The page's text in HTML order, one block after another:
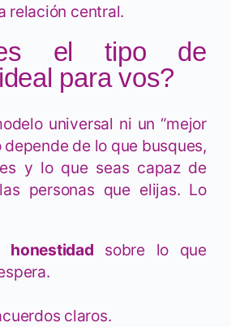
relación central.
el tipo de
para vos?
universal ni un “mejor
depende de lo que busques,
y lo que seas capaz de
personas que elijas. Lo
honestidad sobre lo que
claros.